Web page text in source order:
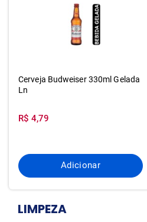
Cerveja Budweiser 330ml Gelada
Ln
R$ 4,79
Adicionar
LIMPEZA